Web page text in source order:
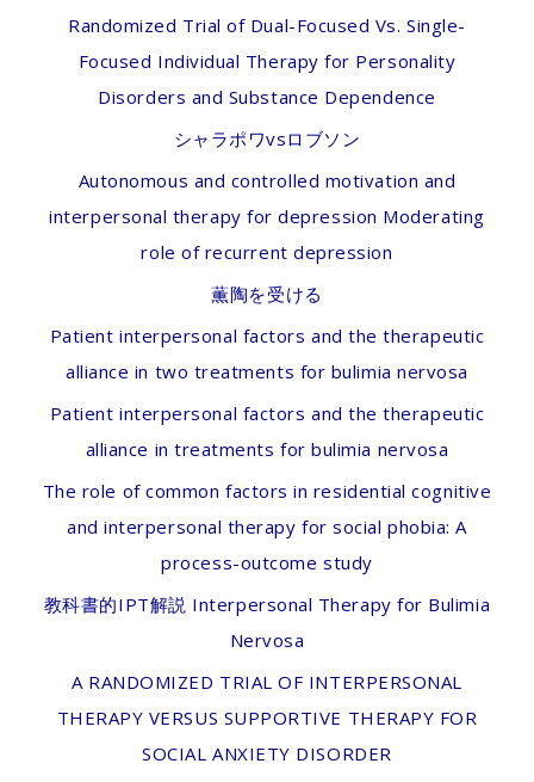
Randomized Trial of Dual-Focused Vs. Single-
Focused Individual Therapy for Personality
Disorders and Substance Dependence
シャラポワvsロブソン
Autonomous and controlled motivation and
interpersonal therapy for depression Moderating
role of recurrent depression
薫陶を受ける
Patient interpersonal factors and the therapeutic
alliance in two treatments for bulimia nervosa
Patient interpersonal factors and the therapeutic
alliance in treatments for bulimia nervosa
The role of common factors in residential cognitive
and interpersonal therapy for social phobia: A
process-outcome study
教科書的IPT解説 Interpersonal Therapy for Bulimia
Nervosa
A RANDOMIZED TRIAL OF INTERPERSONAL
THERAPY VERSUS SUPPORTIVE THERAPY FOR
SOCIAL ANXIETY DISORDER